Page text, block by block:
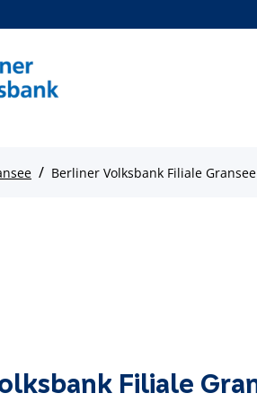
/ Berliner Volksbank Filiale Gransee
Filiale